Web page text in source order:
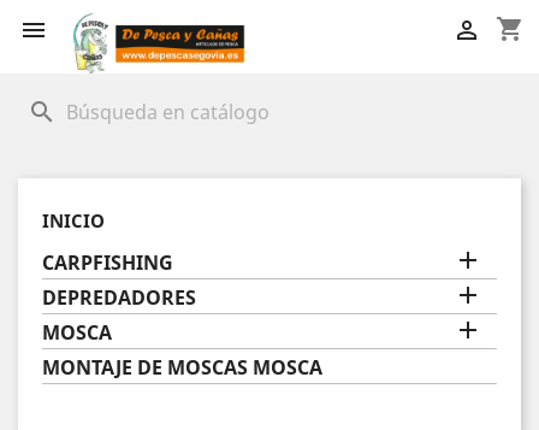
 shopping_cart

search
INICIO
CARPFISHING 
DEPREDADORES 
MOSCA 
MONTAJE DE MOSCAS MOSCA